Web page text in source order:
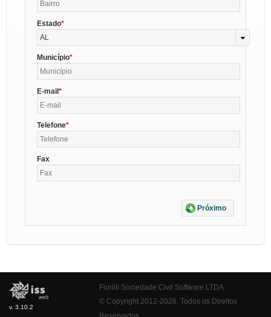
Estado
AL
Município
E-mail
Telefone
Fax
Próximo
v. 3.10.2
Fiorilli Sociedade Civil Software LTDA
© Copyright 2012-2026. Todos os Direitos